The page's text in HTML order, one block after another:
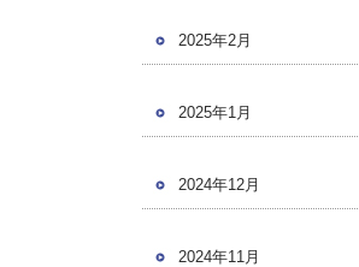
2025年2月
2025年1月
2024年12月
2024年11月